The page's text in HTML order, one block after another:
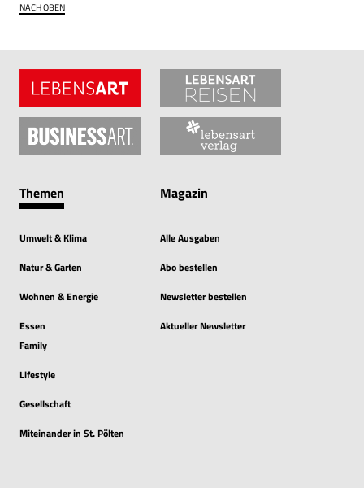
NACH OBEN
Themen
Umwelt & Klima
Natur & Garten
Wohnen & Energie
Essen
Family
Lifestyle
Gesellschaft
Miteinander in St. Pölten
Magazin
Alle Ausgaben
Abo bestellen
Newsletter bestellen
Aktueller Newsletter